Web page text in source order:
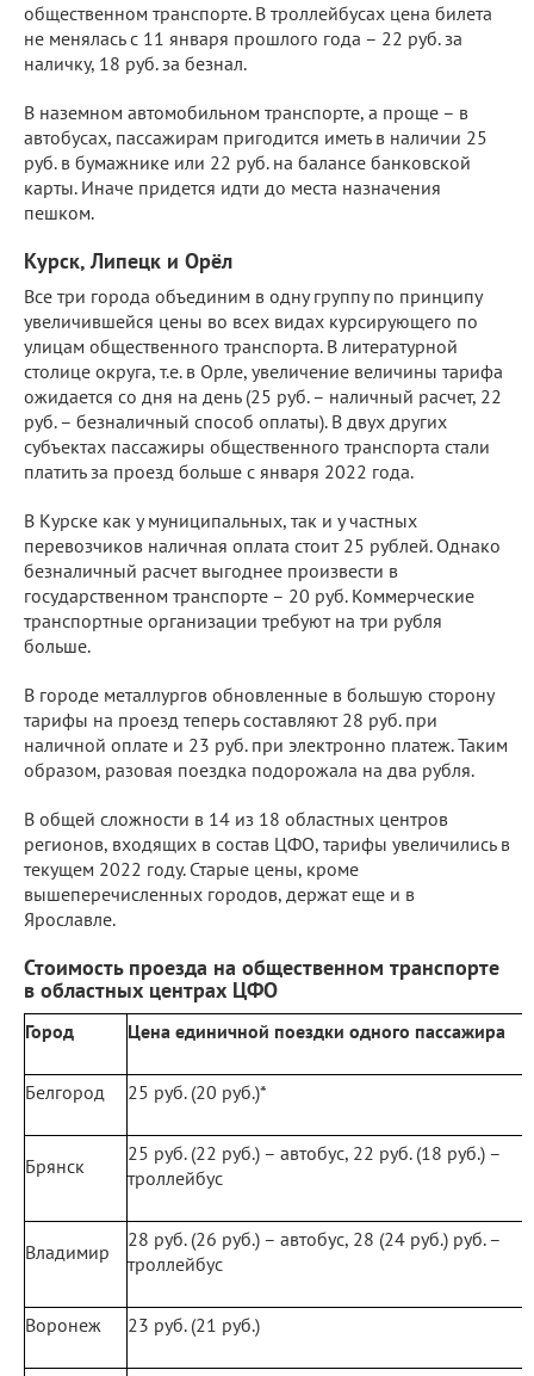
общественном транспорте. В троллейбусах цена билета
не менялась с 11 января прошлого года – 22 руб. за
наличку, 18 руб. за безнал.
В наземном автомобильном транспорте, а проще – в
автобусах, пассажирам пригодится иметь в наличии 25
руб. в бумажнике или 22 руб. на балансе банковской
карты. Иначе придется идти до места назначения
пешком.
Курск, Липецк и Орёл
Все три города объединим в одну группу по принципу
увеличившейся цены во всех видах курсирующего по
улицам общественного транспорта. В литературной
столице округа, т.е. в Орле, увеличение величины тарифа
ожидается со дня на день (25 руб. – наличный расчет, 22
руб. – безналичный способ оплаты). В двух других
субъектах пассажиры общественного транспорта стали
платить за проезд больше с января 2022 года.
В Курске как у муниципальных, так и у частных
перевозчиков наличная оплата стоит 25 рублей. Однако
безналичный расчет выгоднее произвести в
государственном транспорте – 20 руб. Коммерческие
транспортные организации требуют на три рубля
больше.
В городе металлургов обновленные в большую сторону
тарифы на проезд теперь составляют 28 руб. при
наличной оплате и 23 руб. при электронно платеж. Таким
образом, разовая поездка подорожала на два рубля.
В общей сложности в 14 из 18 областных центров
регионов, входящих в состав ЦФО, тарифы увеличились в
текущем 2022 году. Старые цены, кроме
вышеперечисленных городов, держат еще и в
Ярославле.
Стоимость проезда на общественном транспорте
в областных центрах ЦФО
Город Цена единичной поездки одного пассажира
Белгород 25 руб. (20 руб.)*
Брянск
25 руб. (22 руб.) – автобус, 22 руб. (18 руб.) –
троллейбус
Владимир
28 руб. (26 руб.) – автобус, 28 (24 руб.) руб. –
троллейбус
Воронеж 23 руб. (21 руб.)